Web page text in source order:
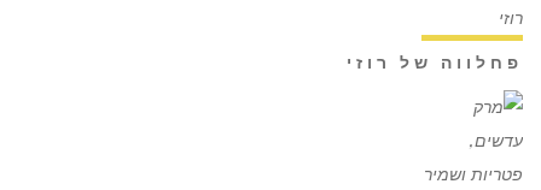
פחלווה של רוזי